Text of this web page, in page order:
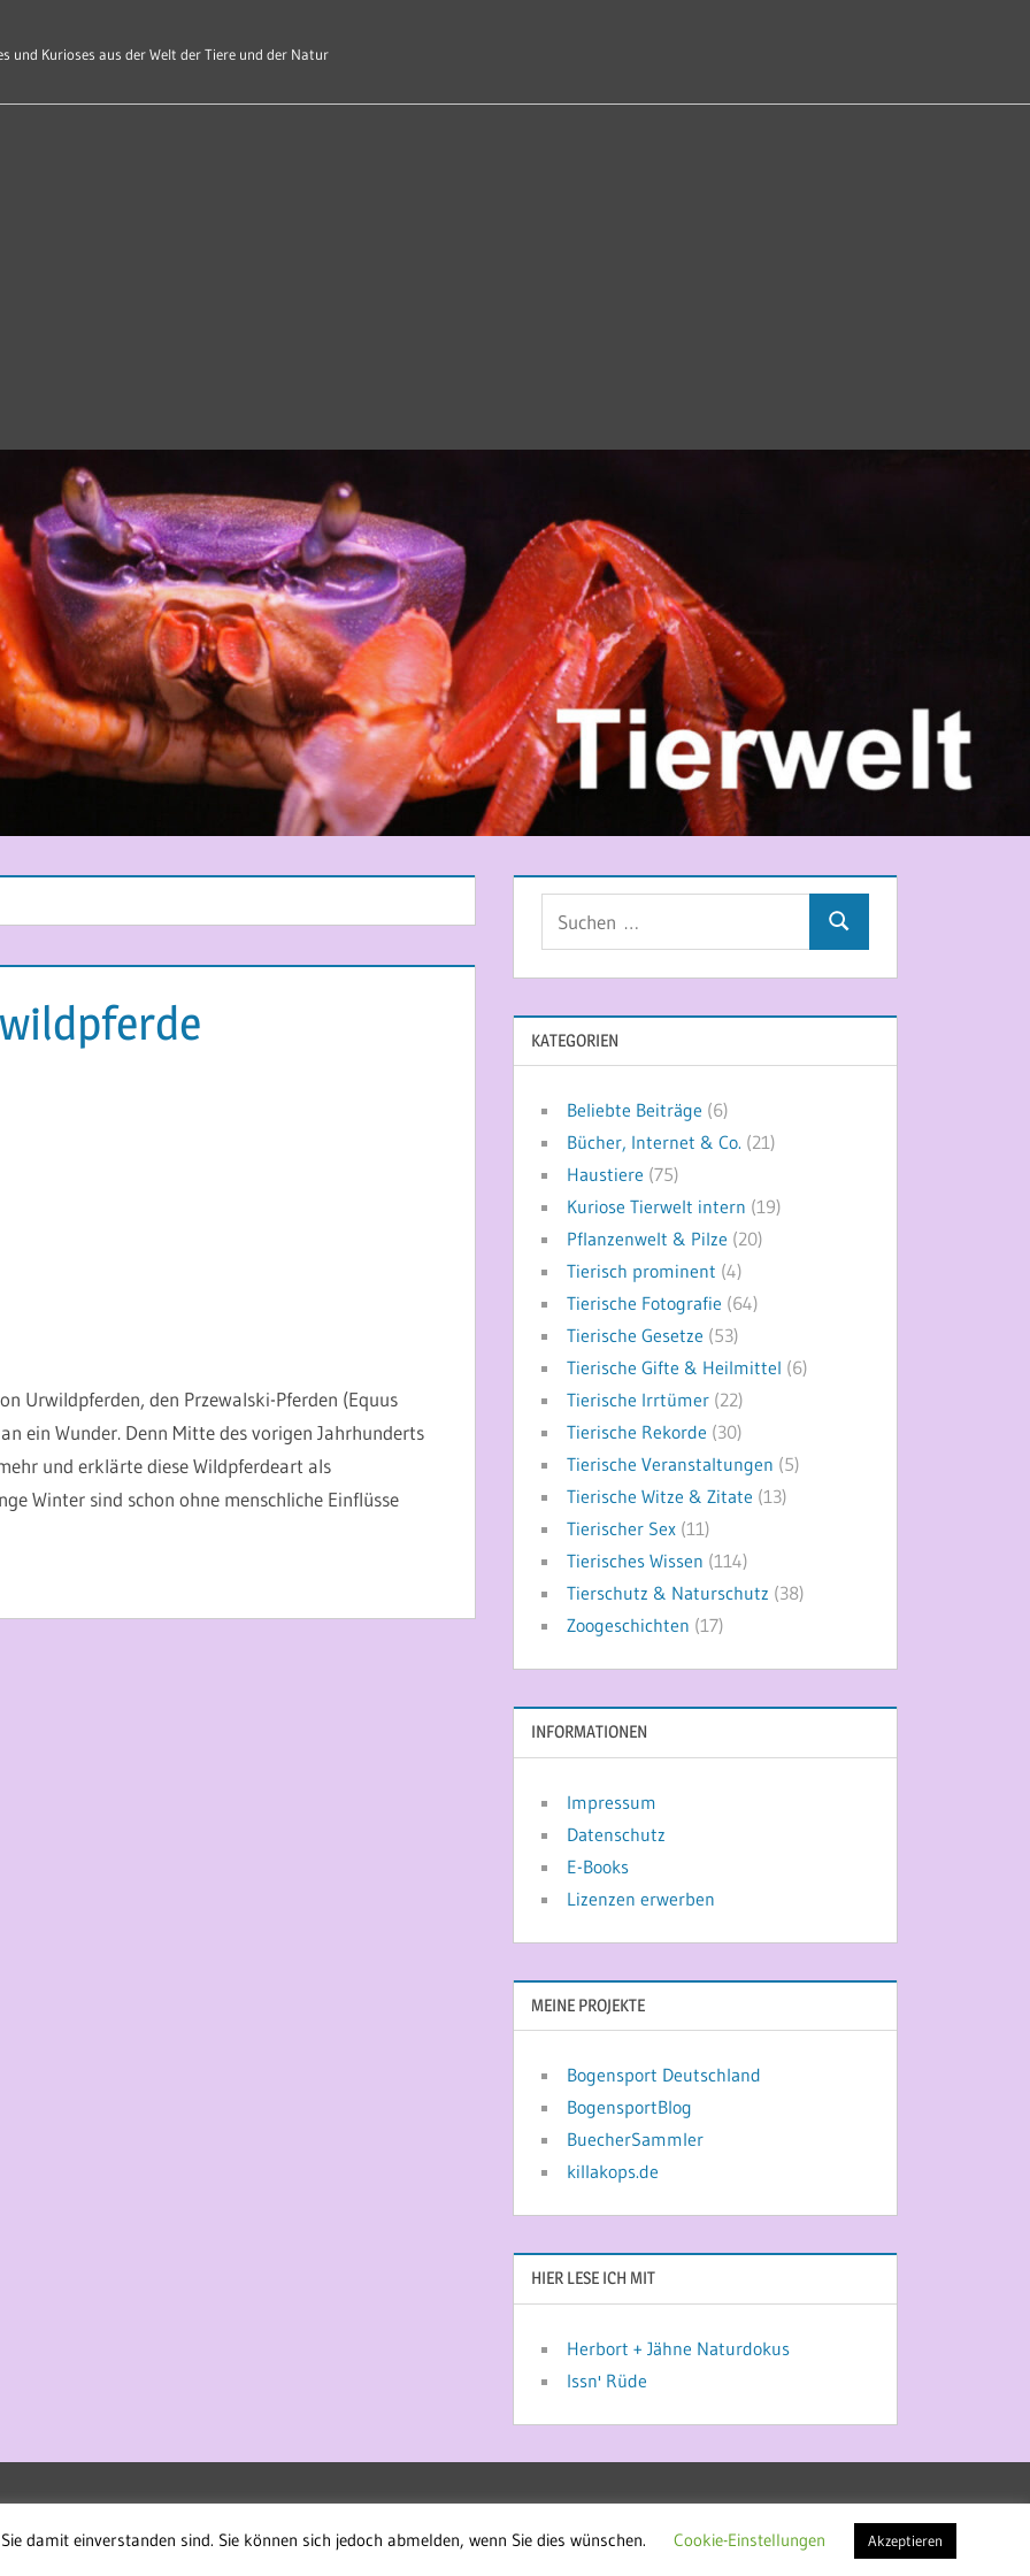
und Kurioses aus der Welt der Tiere und der Natur
Urwildpferden, den Przewalski-Pferden (Equus
ein Wunder. Denn Mitte des vorigen Jahrhunderts
und erklärte diese Wildpferdeart als
Winter sind schon ohne menschliche Einflüsse
Suchen
KATEGORIEN
Beliebte Beiträge (6)
Bücher, Internet & Co. (21)
Haustiere (75)
Kuriose Tierwelt intern (19)
Pflanzenwelt & Pilze (20)
Tierisch prominent (4)
Tierische Fotografie (64)
Tierische Gesetze (53)
Tierische Gifte & Heilmittel (6)
Tierische Irrtümer (22)
Tierische Rekorde (30)
Tierische Veranstaltungen (5)
Tierische Witze & Zitate (13)
Tierischer Sex (11)
Tierisches Wissen (114)
Tierschutz & Naturschutz (38)
Zoogeschichten (17)
INFORMATIONEN
Impressum
Datenschutz
E-Books
Lizenzen erwerben
MEINE PROJEKTE
Bogensport Deutschland
BogensportBlog
BuecherSammler
killakops.de
HIER LESE ICH MIT
Herbort + Jähne Naturdokus
Issn' Rüde
damit einverstanden sind. Sie können sich jedoch abmelden, wenn Sie dies wünschen.
Cookie-Einstellungen Akzeptieren